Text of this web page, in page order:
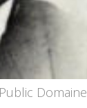
Domaine